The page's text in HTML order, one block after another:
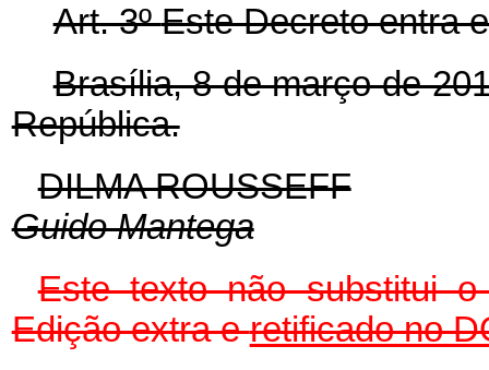
Art. 3ºEste Decreto entra
Brasília, 8 de março de
República.
DILMA ROUSSEFF
Guido Mantega
Este texto não substitui
Edição extra eretificado no